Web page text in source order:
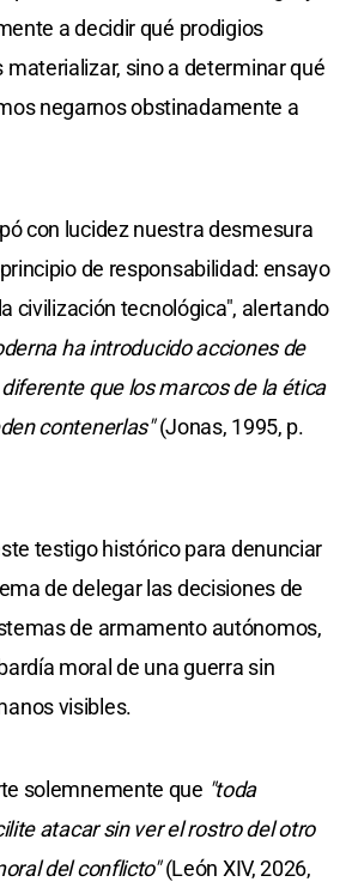
a decidir qué prodigios
sino a determinar qué
negarnos obstinadamente a
con lucidez nuestra desmesura
de responsabilidad: ensayo
civilización tecnológica", alertando
ha introducido acciones de
que los marcos de la ética
contenerlas"(Jonas, 1995, p.
testigo histórico para denunciar
de delegar las decisiones de
de armamento autónomos,
moral de una guerra sin
visibles.
solemnemente que "toda
atacar sin ver el rostro del otro
del conflicto"(León XIV, 2026,